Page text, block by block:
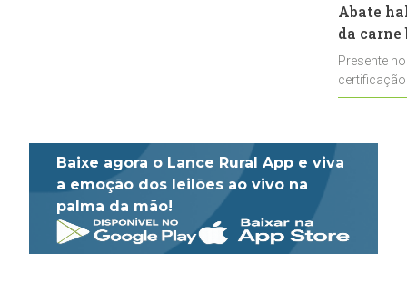
Abate
da
Presente
Baixe agora o Lance Rural App e viva
a emoção dos leilões ao vivo na
palma da mão!